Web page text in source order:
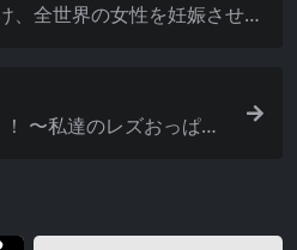
、全世界の女性を妊娠させて
〜私達のレズおっぱい